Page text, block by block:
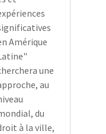
Amérique
une
au
du
à la ville,